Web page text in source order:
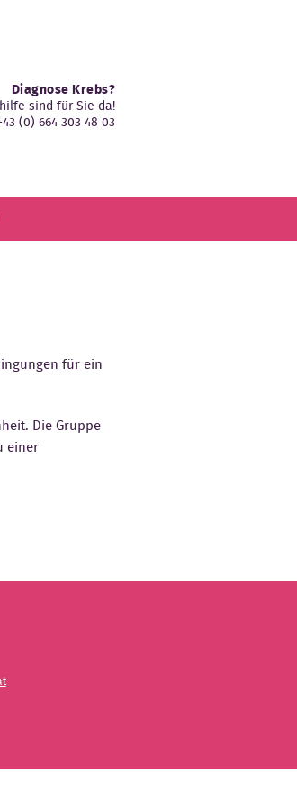
Diagnose Krebs?
sind für Sie da!
(0) 664 303 48 03
für ein
Die Gruppe
einer